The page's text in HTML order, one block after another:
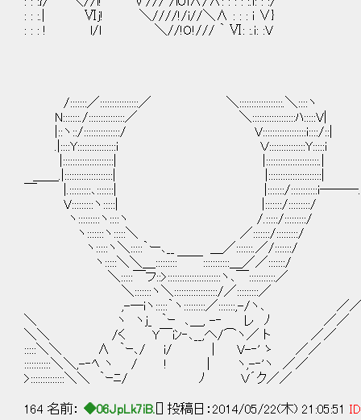
: : :.| Ⅵj! ＼////!/i//＼∧ : : : i ∨}
: : : ! l/l ＼//!O!/// ｀ Ⅵ: :.i: :V
/:::::::／::::::::::::::::／ ＼::::::::::::::::::.＼::::ヽ
N:::::::./:::::::::::::::／ ＼::::::::::::::::::ﾊ:::::V|
|::ヽ::/:::::::::::::::/ V::::::::::::::::::i::::/::|
.|::::Y::::::::::::::::i Ｖ:::::::::::::::Y:::::i
|:::::::::::::::::::::| |::::::::::::::::::::::.| ま
＿＿.|::::::::::::::::::::| |::::::::::::::::::::::|
￣ |.:::::::::､:::::::| |:::::::/:::::::::::i───. やる夫
V:::::::::ヽ:::::| |:::::::/:::::::::/
ヽ:::::::::ヽ::::ヽ /.:::::/:::::::::/
ヽ:::::::ヽ:::::＼ ／:::::::/:::::::::/
ヽ:::::ヽ＼:::::｀ー､__ ＿／:::::::.／/:::::::/
ヽ:::::＼＼＿:::::::::￣￣:::::::::::＿／／:::::::/
＼:::::￣フ::>::::::::::::::::::::::ヽ､￣:::::::::::／
＼:::::::ヽ＼::::::::::::::::::/／:::::::::／
,-─iヽ:::::｀ヽ:::::::::／:::::::,-/ヽ､ ／
＼ ヽ ヽj_ ｀ｰ ､＿, -‐ レ ﾉ ／／
＼＼ /く Y￣iﾝ‐､__,へ/⌒ヽ／ ト ／／
:::::＼＼ ∧ ｀ｰ､/ i/ | V-‐' ゝ ／／
:::::::::::＼＼,-‐ﾍ ヽ / ! | ヽ,-‐'ヽ ／／
>::::::::::::::＼＼ ｀ｰﾆ/ ﾉ Ｖ´ク／／
164 名前： ◆06JpLk7iB. [] 投稿日：2014/05/22(木) 21:05:51